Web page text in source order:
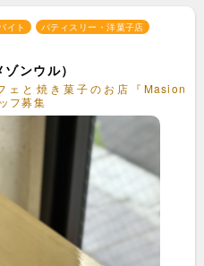
イト
パティスリー・洋菓子店
ンウル）
ェと焼き菓子のお店『Masion
フ募集